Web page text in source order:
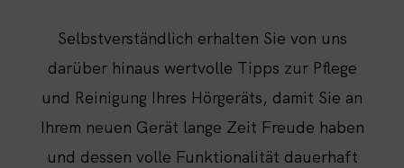
Selbstverständlich erhalten Sie von uns
darüber hinaus wertvolle Tipps zur Pflege
und Reinigung Ihres Hörgeräts, damit Sie an
Ihrem neuen Gerät lange Zeit Freude haben
und dessen volle Funktionalität dauerhaft